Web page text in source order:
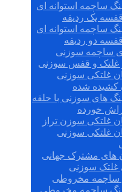
ساچمه استوانه ای
یک ردیفه
ساچمه استوانه ای
دو ردیفه
ساچمه سوزنی
غلتک و قفس سوزنی
غلتکی سوزنی
کشیده شده
های سوزنی با حلقه
خورده
غلتکی سوزن تراز
غلتکی سوزنی
های مشترک جهانی
غلتک سوزنی
ساچمه مخروطی
ساچمه مخروطی